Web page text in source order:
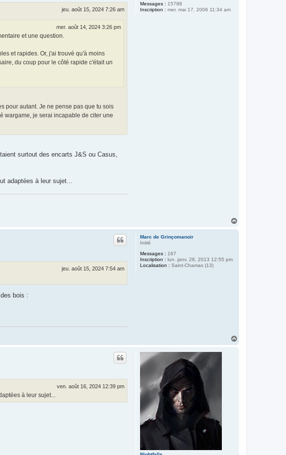
Messages : 15788
Inscription : mer. mai 17, 2006 11:34 am
jeu. août 15, 2024 7:26 am
mer. août 14, 2024 3:26 pm
et une question.
et rapides. Or, j'ai trouvé qu'à moins
du coup pour le côté rapide c'était un
pour autant. Je ne pense pas que tu sois
wargame, je serai incapable de citer une
surtout des encarts J&S ou Casus,
adaptées à leur sujet...
Marc de Grinçomanoir
Initié
Messages : 167
Inscription : lun. janv. 28, 2013 12:55 pm
Localisation : Saint-Chamas (13)
jeu. août 15, 2024 7:54 am
bois :
ven. août 16, 2024 12:39 pm
à leur sujet...